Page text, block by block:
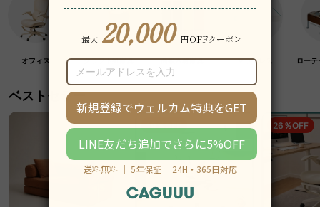
オフィス クラフト紙家具 高級木材家具 マットレス ロー
ベストセラー
19％OFF 26％OFF